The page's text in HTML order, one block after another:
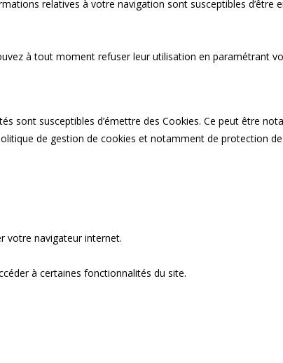
relatives à votre navigation sont susceptibles d’être
à tout moment refuser leur utilisation en paramétrant
sont susceptibles d’émettre des Cookies. Ce peut être
de gestion de cookies et notamment de protection de
votre navigateur internet.
à certaines fonctionnalités du site.